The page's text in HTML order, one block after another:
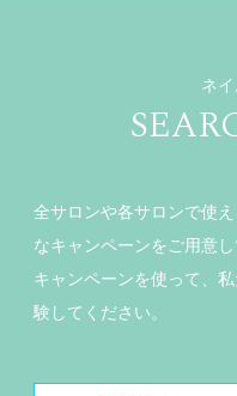
ネ
全サロンや各サロンで使
なキャンペーンをご用意し
キャンペーンを使って、
験してください。